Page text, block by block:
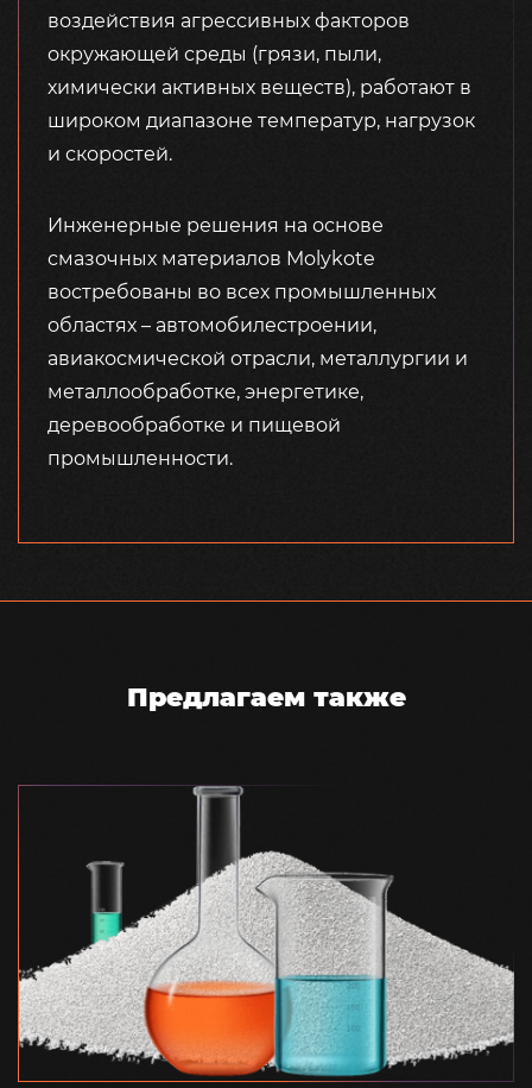
воздействия агрессивных факторов
окружающей среды (грязи, пыли,
химически активных веществ), работают в
широком диапазоне температур, нагрузок
и скоростей.
Инженерные решения на основе
смазочных материалов Molykote
востребованы во всех промышленных
областях – автомобилестроении,
авиакосмической отрасли, металлургии и
металлообработке, энергетике,
деревообработке и пищевой
промышленности.
Предлагаем также